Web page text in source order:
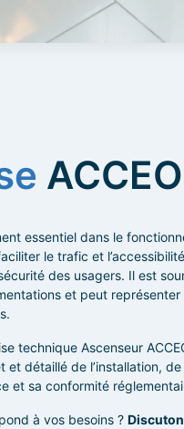
ACCEO
essentiel dans le
le trafic et
des usagers. Il est
et peut représenter
technique Ascenseur
et détaillé de l’installation,
et sa conformité
à vos besoins ?